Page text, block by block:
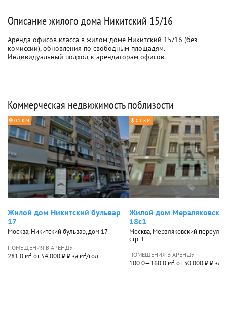
Описание жилого дома Никитский 15/16
Аренда офисов класса в жилом доме Никитский 15/16 (без
комиссии), обновления по свободным площадям.
Индивидуальный подход к арендаторам офисов.
Коммерческая недвижимость поблизости
0.1 КМ
Жилой дом Никитский бульвар
17
Москва, Никитский бульвар, дом 17
ПОМЕЩЕНИЯ В АРЕНДУ
281.0 м² от 54 000 ₽ ₽ за м²/год
0.1 КМ
Жилой дом
18с1
Москва, Мерзляковский
стр. 1
ПОМЕЩЕНИЯ В АРЕНДУ
100.0—160.0 м² от 30 000 ₽ ₽ за